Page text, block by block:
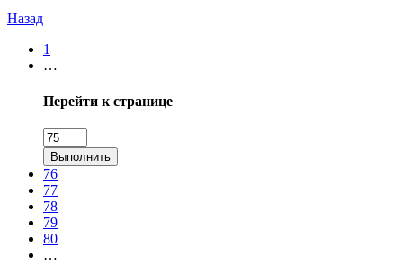
Назад
1
…
Перейти к странице
Выполнить
76
77
78
79
80
…